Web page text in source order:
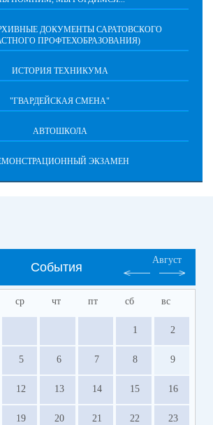
ДОКУМЕНТЫ САРАТОВСКОГО
ПРОФТЕХОБРАЗОВАНИЯ)
ИСТОРИЯ ТЕХНИКУМА
"ГВАРДЕЙСКАЯ СМЕНА"
АВТОШКОЛА
ЭКЗАМЕН
События
Август
ср чт пт сб вс
1 2
5 6 7 8 9
12 13 14 15 16
19 20 21 22 23